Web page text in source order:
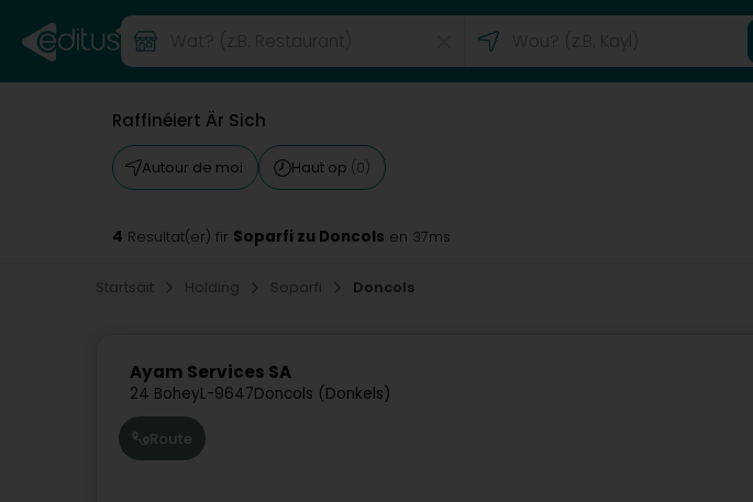
Raffinéiert Är Sich
Autour de moi Haut op (0)
4 Resultat(er) fir Soparfi zu Doncols en 37ms
Startsäit Holding Soparfi Doncols
Ayam Services SA
24 BoheyL-9647Doncols (Donkels)
Route